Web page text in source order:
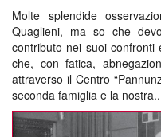
Molte splendide
Quaglieni, ma so che
contributo nei suoi
che, con fatica,
attraverso il Centro
seconda famiglia e la